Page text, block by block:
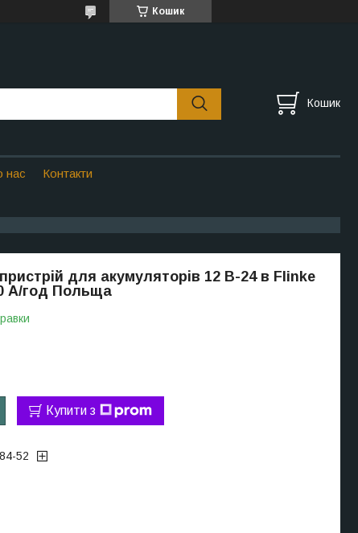
Кошик
Кошик
нас Контакти
для акумуляторів 12 В-24 в Flinke
А/год Польща
Купити з
52